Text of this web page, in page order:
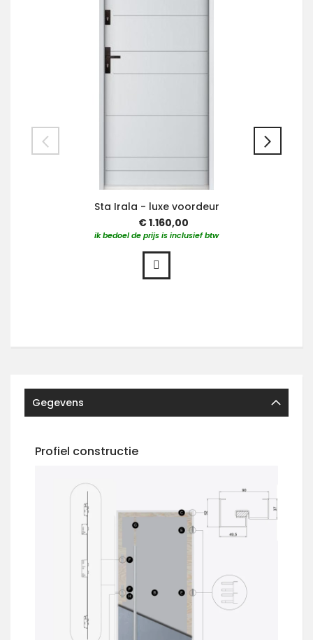
Sta Irala - luxe voordeur
€ 1.160,00
ik bedoel de prijs is inclusief btw
Gegevens